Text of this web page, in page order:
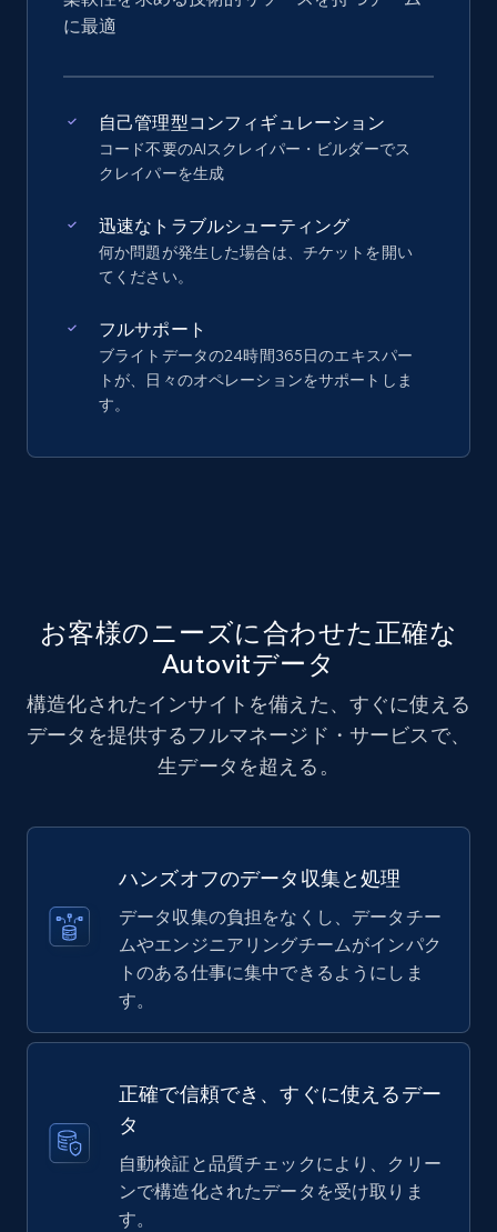
に最適
自己管理型コンフィギュレーション
コード不要のAIスクレイパー・ビルダーでス
クレイパーを生成
迅速なトラブルシューティング
何か問題が発生した場合は、チケットを開い
てください。
フルサポート
ブライトデータの24時間365日のエキスパー
トが、日々のオペレーションをサポートしま
す。
お客様のニーズに合わせた正確な
Autovitデータ
構造化されたインサイトを備えた、すぐに使える
データを提供するフルマネージド・サービスで、
生データを超える。
ハンズオフのデータ収集と処理
データ収集の負担をなくし、データチー
ムやエンジニアリングチームがインパク
トのある仕事に集中できるようにしま
す。
正確で信頼でき、すぐに使えるデー
タ
自動検証と品質チェックにより、クリー
ンで構造化されたデータを受け取りま
す。